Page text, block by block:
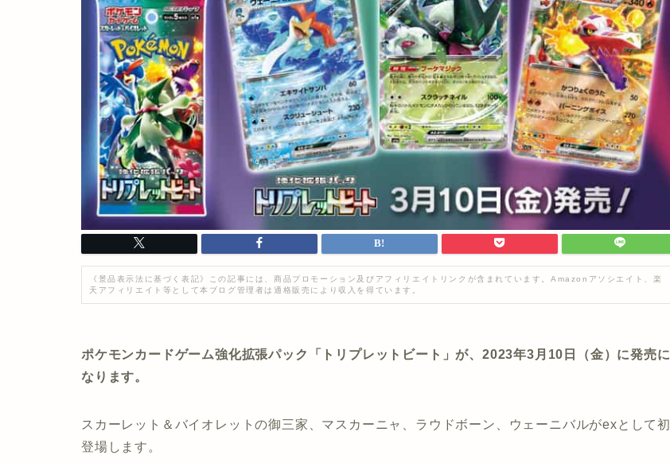
《景品表示法に基づく表記》この記事には、商品プロモーション及びアフィリエイトリンクが含まれています。Amazonアソシエイト、楽
天アフィリエイト等として本ブログ管理者は適格販売により収入を得ています。
ポケモンカードゲーム強化拡張パック「トリプレットビート」が、2023年3月10日（金）に発売に
なります。
スカーレット＆バイオレットの御三家、マスカーニャ、ラウドボーン、ウェーニバルがexとして初
登場します。